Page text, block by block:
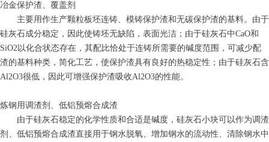
冶金保护渣、覆盖剂
主要用作生产颗粒板坯连铸、模铸保护渣和无碳保护渣的基料。由于
硅灰石成分稳定，因此使铸坯无缺陷，表面光洁；由于硅灰石中CaO和
SiO2以化合状态存在，其配比恰处于连铸所需要的碱度范围，可减少配
渣的基料种类，简化工艺，使保护渣具有良好的热稳定性；由于硅灰石含
Al2O3很低，因此可增强保护渣吸收Al2O3的性能。
炼钢用调渣剂、低铝预熔合成渣
由于硅灰石稳定的化学性质和合适是碱度，硅灰石小块可以作为调渣
剂、低铝预熔合成渣直接用于钢水脱氧、增加钢水的流动性、清除钢水中